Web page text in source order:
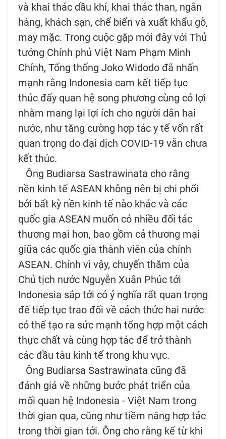
và khai thác dầu khí, khai thác than, ngân
hàng, khách sạn, chế biến và xuất khẩu gỗ,
may mặc. Trong cuộc gặp mới đây với Thủ
tướng Chính phủ Việt Nam Phạm Minh
Chính, Tổng thống Joko Widodo đã nhấn
mạnh rằng Indonesia cam kết tiếp tục
thúc đẩy quan hệ song phương cùng có lợi
nhằm mang lại lợi ích cho người dân hai
nước, như tăng cường hợp tác y tế vốn rất
quan trọng do đại dịch COVID-19 vẫn chưa
kết thúc.
Ông Budiarsa Sastrawinata cho rằng
nền kinh tế ASEAN không nên bị chi phối
bởi bất kỳ nền kinh tế nào khác và các
quốc gia ASEAN muốn có nhiều đối tác
thương mại hơn, bao gồm cả thương mại
giữa các quốc gia thành viên của chính
ASEAN. Chính vì vậy, chuyến thăm của
Chủ tịch nước Nguyễn Xuân Phúc tới
Indonesia sắp tới có ý nghĩa rất quan trọng
để tiếp tục trao đổi về cách thức hai nước
có thể tạo ra sức mạnh tổng hợp một cách
thực chất và cùng hợp tác để trở thành
các đầu tàu kinh tế trong khu vực.
Ông Budiarsa Sastrawinata cũng đã
đánh giá về những bước phát triển của
mối quan hệ Indonesia - Việt Nam trong
thời gian qua, cũng như tiềm năng hợp tác
trong thời gian tới. Ông cho rằng kể từ khi